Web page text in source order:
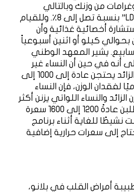
5 كيلوغرامات من وزنك وبالتالي
الكوليسترول الضار “LDL” بنسبة تصل إلى 8٪. وللقيام
أخصائية غذائية وأن
كيلو أو اثنين أسبوعياً
يشير المعهد الوطني
أنه في حين أن النساء غير
النشطات ذوات الوزن الزائد يحتجن عادة إلى 1000 إلى
لفقدان الوزن، فإن النساء
والنساء اللواتي يزنن أكثر
من 80 كيلوغراماً يتطلبن عادةً 1200 إلى 1600 سعرة
نشيطًا للغاية أثناء برنامج
إلى سعرات حرارية إضافية
أمراض القلب في بلانو،